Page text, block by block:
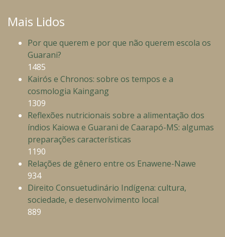
Mais Lidos
Por que querem e por que não querem escola os
Guarani?
1485
Kairós e Chronos: sobre os tempos e a
cosmologia Kaingang
1309
Reflexões nutricionais sobre a alimentação dos
índios Kaiowa e Guarani de Caarapó-MS: algumas
preparações características
1190
Relações de gênero entre os Enawene-Nawe
934
Direito Consuetudinário Indígena: cultura,
sociedade, e desenvolvimento local
889